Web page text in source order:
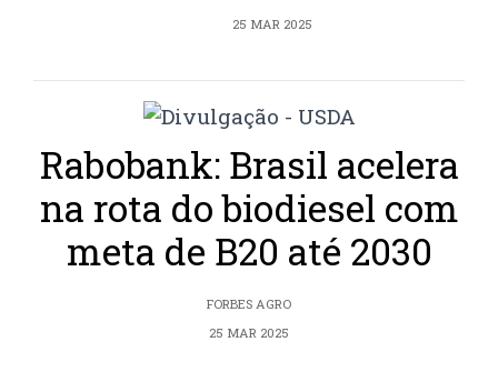
25 MAR 2025
Rabobank: Brasil acelera
na rota do biodiesel com
meta de B20 até 2030
FORBES AGRO
25 MAR 2025